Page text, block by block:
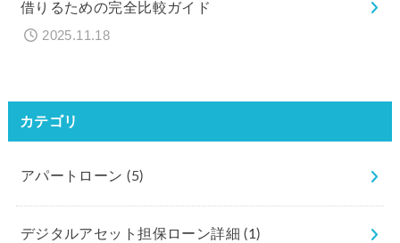
借りるための完全比較ガイド
2025.11.18
カテゴリ
アパートローン(5)
デジタルアセット担保ローン詳細(1)